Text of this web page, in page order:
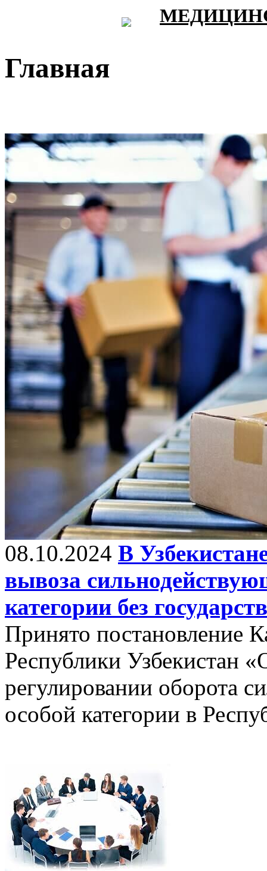
Главная
08.10.2024 В
вывоза
категории без
Принято постановление
Республики Узбекистан
регулировании оборота
особой категории в